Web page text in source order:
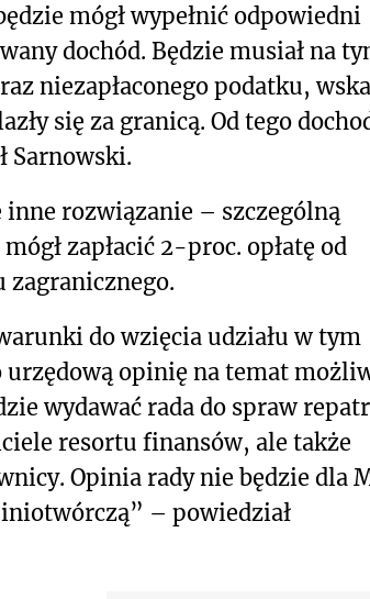
mógł wypełnić odpowiedni
dochód. Będzie musiał na
niezapłaconego podatku,
się za granicą. Od tego
Sarnowski.
inne rozwiązanie – szczególną
zapłacić 2-proc. opłatę od
do wzięcia udziału w tym
urzędową opinię na temat
wydawać rada do spraw
resortu finansów, ale także
Opinia rady nie będzie dla
– powiedział